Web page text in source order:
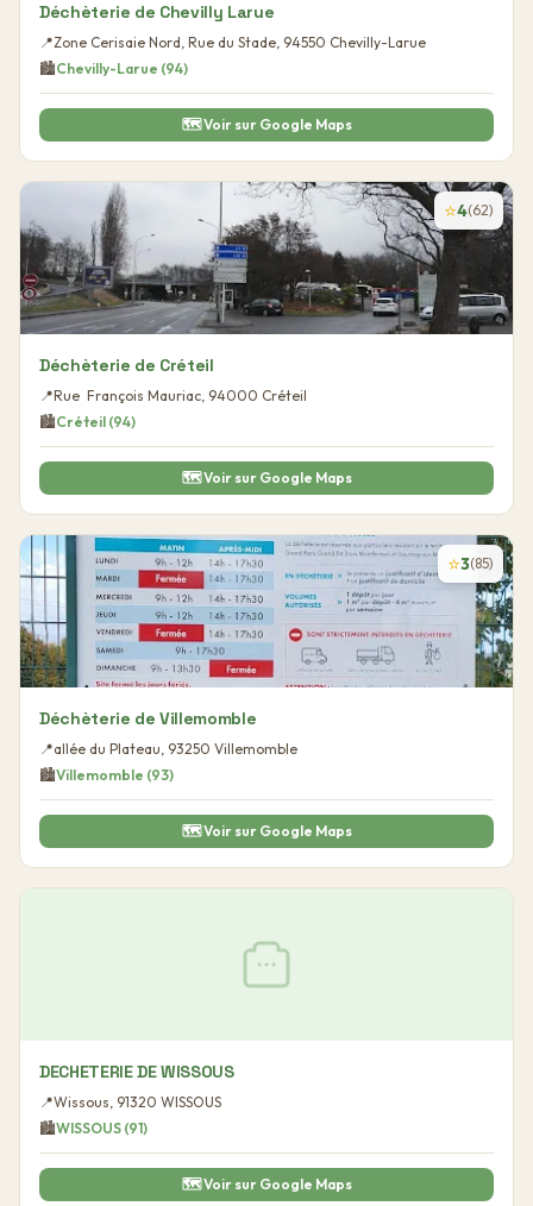
Déchèterie de Chevilly Larue
📍Zone Cerisaie Nord, Rue du Stade, 94550 Chevilly-Larue
🏙️Chevilly-Larue (94)
🗺️ Voir sur Google Maps
⭐4(62)
Déchèterie de Créteil
📍Rue François Mauriac, 94000 Créteil
🏙️Créteil (94)
🗺️ Voir sur Google Maps
⭐3(85)
Déchèterie de Villemomble
📍allée du Plateau, 93250 Villemomble
🏙️Villemomble (93)
🗺️ Voir sur Google Maps
DECHETERIE DE WISSOUS
📍Wissous, 91320 WISSOUS
🏙️WISSOUS (91)
🗺️ Voir sur Google Maps